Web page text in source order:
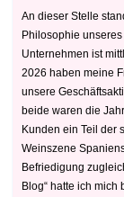
An dieser Stelle
Philosophie
Unternehmen ist
2026 haben meine
unsere
beide waren die
Kunden ein Teil der
Weinszene
Befriedigung
Blog“ hatte ich